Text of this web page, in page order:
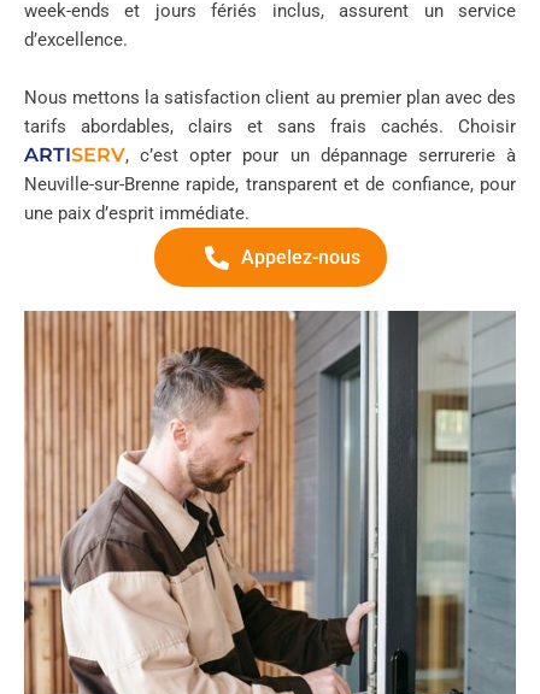
week-ends et jours fériés inclus, assurent un service
d’excellence.
Nous mettons la satisfaction client au premier plan avec des
tarifs abordables, clairs et sans frais cachés. Choisir
ARTISERV, c’est opter pour un dépannage serrurerie à
Neuville-sur-Brenne rapide, transparent et de confiance, pour
une paix d’esprit immédiate.
Appelez-nous